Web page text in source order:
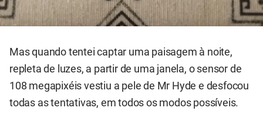
Mas quando tentei captar uma paisagem à noite,
repleta de luzes, a partir de uma janela, o sensor de
108 megapixéis vestiu a pele de Mr Hyde e desfocou
todas as tentativas, em todos os modos possíveis.